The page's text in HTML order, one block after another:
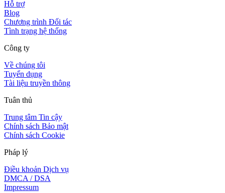
Hỗ trợ
Blog
Chương trình Đối tác
Tình trạng hệ thống
Công ty
Về chúng tôi
Tuyển dụng
Tài liệu truyền thông
Tuân thủ
Trung tâm Tin cậy
Chính sách Bảo mật
Chính sách Cookie
Pháp lý
Điều khoản Dịch vụ
DMCA / DSA
Impressum